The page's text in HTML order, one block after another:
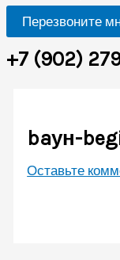
Перезвоните
+7 (902)
baун-
Оставьте